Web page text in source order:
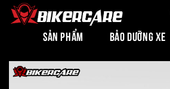
SẢN PHẨM BẢO DƯỠNG XE